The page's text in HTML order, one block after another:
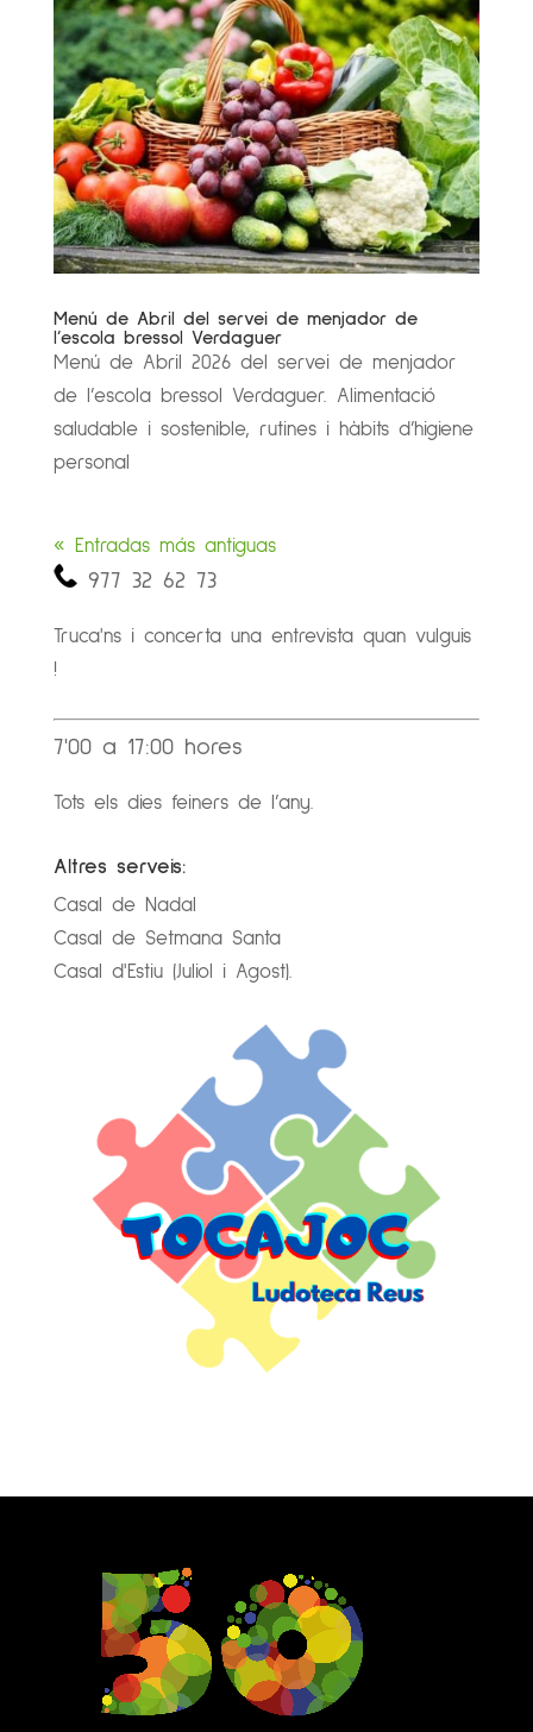
Menú de Abril del servei de menjador de
l’escola bressol Verdaguer
Menú de Abril 2026 del servei de menjador
de l’escola bressol Verdaguer. Alimentació
saludable i sostenible, rutines i hàbits d’higiene
personal
« Entradas más antiguas
977 32 62 73
Truca'ns i concerta una entrevista quan vulguis
!
7'00 a 17:00 hores
Tots els dies feiners de l’any.
Altres serveis:
Casal de Nadal
Casal de Setmana Santa
Casal d'Estiu (Juliol i Agost).